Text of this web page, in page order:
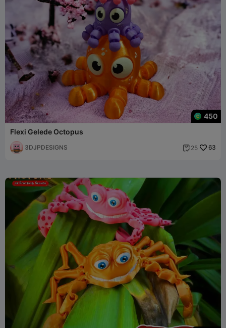
450
Flexi Gelede Octopus
3DJPDESIGNS  25 63